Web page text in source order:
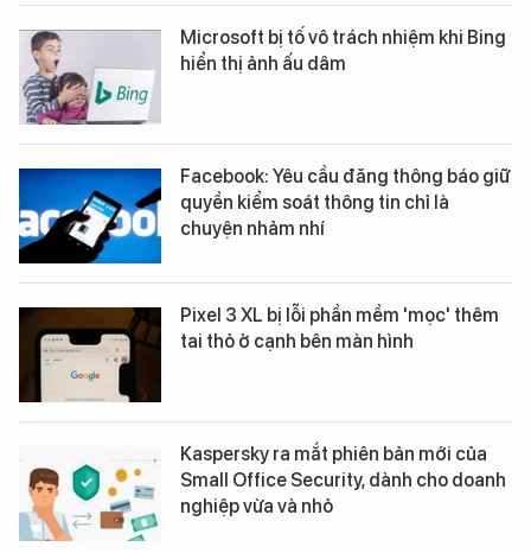
Microsoft bị tố vô trách nhiệm khi Bing
hiển thị ảnh ấu dâm
Facebook: Yêu cầu đăng thông báo giữ
quyền kiểm soát thông tin chỉ là
chuyện nhảm nhí
Pixel 3 XL bị lỗi phần mềm 'mọc' thêm
tai thỏ ở cạnh bên màn hình
Kaspersky ra mắt phiên bản mới của
Small Office Security, dành cho doanh
nghiệp vừa và nhỏ